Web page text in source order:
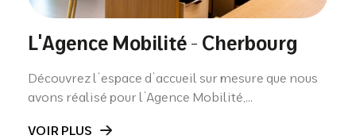
L'Agence Mobilité - Cherbourg
Découvrez l’espace d’accueil sur mesure que nous
avons réalisé pour l’Agence Mobilité,...
VOIR PLUS